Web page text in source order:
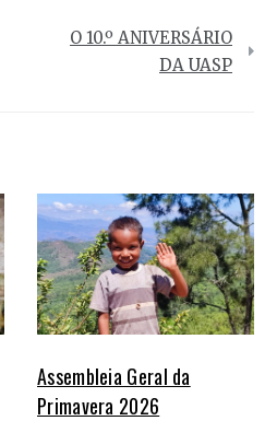
O 10.º ANIVERSÁRIO
DA UASP
Assembleia Geral da
Primavera 2026